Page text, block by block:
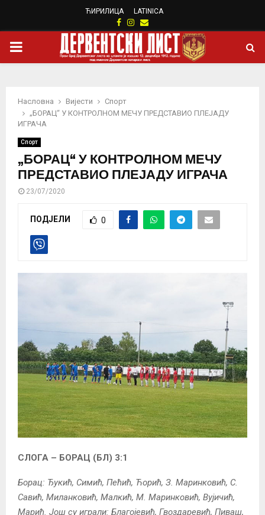
ЋИРИЛИЦА LATINICA
Facebook
Instagram
Email
PRIMARY
Насловна Вијести
Спорт
„БОРАЦ“ У КОНТРОЛНОМ МЕЧУ ПРЕДСТАВИО ПЛЕЈАДУ
ИГРАЧА
Спорт
„БОРАЦ“ У КОНТРОЛНОМ МЕЧУ
ПРЕДСТАВИО ПЛЕЈАДУ ИГРАЧА
23/07/2020
ПОДЈЕЛИ 0
СЛОГА – БОРАЦ (БЛ) 3:1
Борац: Ђукић, Симић, Пећић, Ћорић, З. Маринковић, С.
Савић, Миланковић, Малкић, М. Маринковић, Вујичић,
Марић. Још су играли: Благојевић, Гвоздаревић, Пиваш,